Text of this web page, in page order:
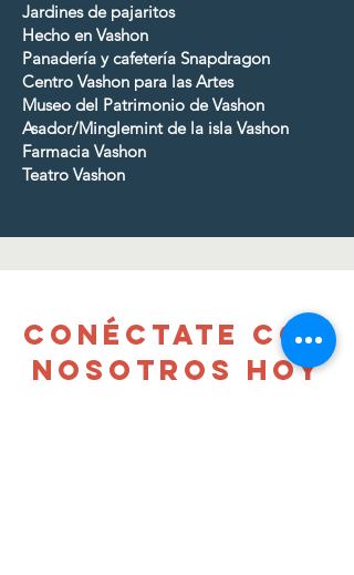
Jardines de pajaritos
Hecho en Vashon
Panadería y cafetería Snapdragon
Centro Vashon para las Artes
Museo del Patrimonio de Vashon
Asador/Minglemint de la isla Vashon
Farmacia Vashon
Teatro Vashon
CONÉCTATE CON
NOSOTROS HOY